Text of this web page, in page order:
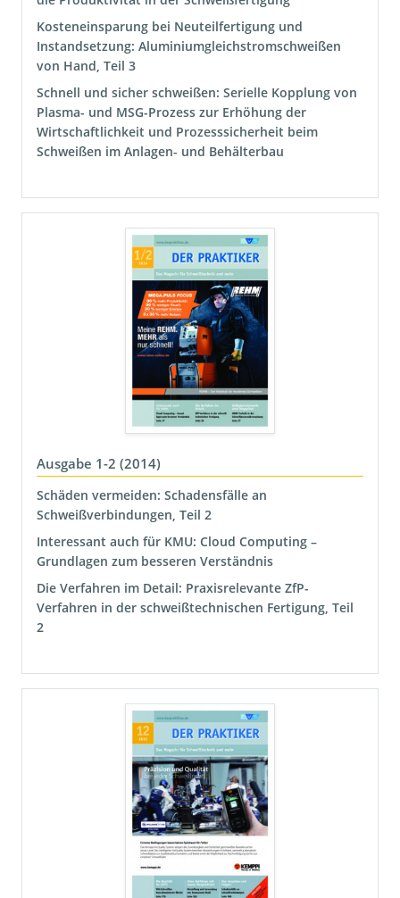
Kosteneinsparung bei Neuteilfertigung und
Instandsetzung: Aluminiumgleichstromschweißen
von Hand, Teil 3
Schnell und sicher schweißen: Serielle Kopplung von
Plasma- und MSG-Prozess zur Erhöhung der
Wirtschaftlichkeit und Prozesssicherheit beim
Schweißen im Anlagen- und Behälterbau
Ausgabe 1-2 (2014)
Schäden vermeiden: Schadensfälle an
Schweißverbindungen, Teil 2
Interessant auch für KMU: Cloud Computing –
Grundlagen zum besseren Verständnis
Die Verfahren im Detail: Praxisrelevante ZfP-
Verfahren in der schweißtechnischen Fertigung, Teil
2